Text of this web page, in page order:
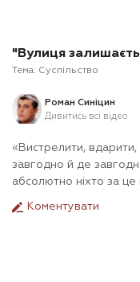
"Вулиця
Тема: Суспільство
Роман Синіцин
Дивитись всі відео
«Вистрелити,
завгодно й де
абсолютно ніхто за
Коментувати